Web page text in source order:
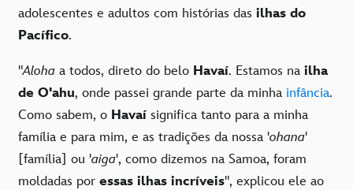
adolescentes e adultos com histórias das ilhas do
Pacífico.
"Aloha a todos, direto do belo Havaí. Estamos na ilha
de O'ahu, onde passei grande parte da minha infância.
Como sabem, o Havaí significa tanto para a minha
família e para mim, e as tradições da nossa 'ohana'
[família] ou 'aiga', como dizemos na Samoa, foram
moldadas por essas ilhas incríveis", explicou ele ao